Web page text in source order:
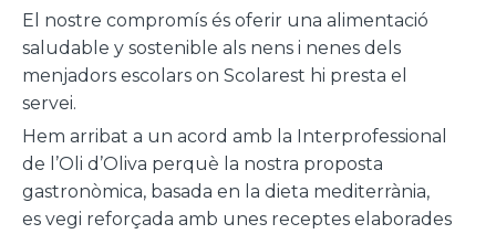
El nostre compromís és oferir una alimentació
saludable y sostenible als nens i nenes dels
menjadors escolars on Scolarest hi presta el
servei.
Hem arribat a un acord amb la Interprofessional
de l’Oli d’Oliva perquè la nostra proposta
gastronòmica, basada en la dieta mediterrània,
es vegi reforçada amb unes receptes elaborades